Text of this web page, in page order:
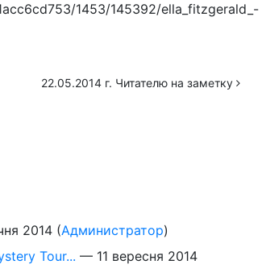
1453/145392/ella_fitzgerald_-
22.05.2014 г. Читателю на заметку
2014 (Администратор)
Tour... — 11 вересня 2014